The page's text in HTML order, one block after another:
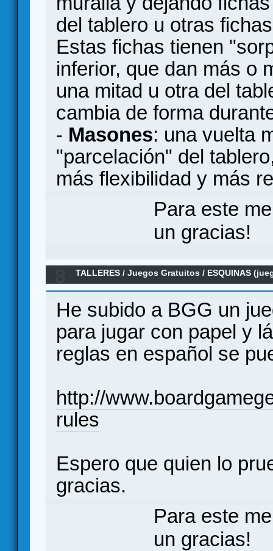
del tablero u otras
Estas fichas tienen
inferior, que dan más o
una mitad u otra del
cambia de forma
- Masones: una vuelta
"parcelación" del
más flexibilidad y más
Para este
un gracias!
TALLERES /Juegos Gratuitos/ ESQUINAS
He subido a BGG un
para jugar con papel y
reglas en español se
http://
rules
Espero que quien lo
gracias.
Para este
un gracias!